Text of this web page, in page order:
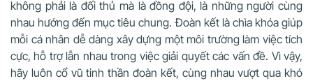
không phải là đối thủ mà là đồng đội, là những người cùng
nhau hướng đến mục tiêu chung. Đoàn kết là chìa khóa giúp
mỗi cá nhân dễ dàng xây dựng một môi trường làm việc tích
cực, hỗ trợ lẫn nhau trong việc giải quyết các vấn đề. Vì vậy,
hãy luôn cổ vũ tinh thần đoàn kết, cùng nhau vượt qua khó